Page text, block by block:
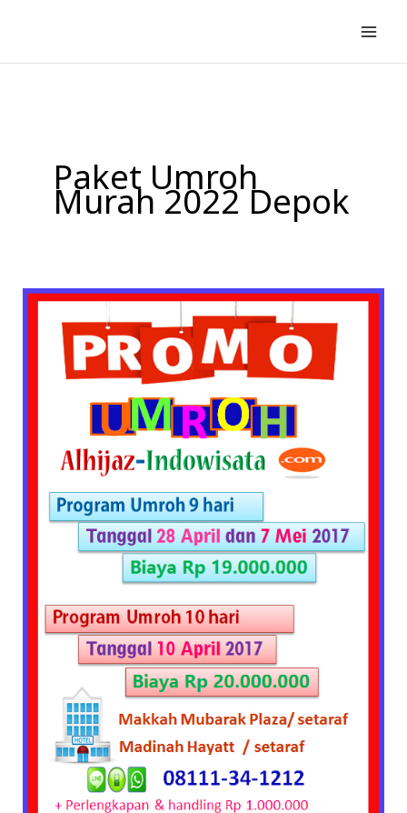
konten
Paket Umroh
Murah 2022 Depok
Alhijaz
Indowisata
Umroh
Murah